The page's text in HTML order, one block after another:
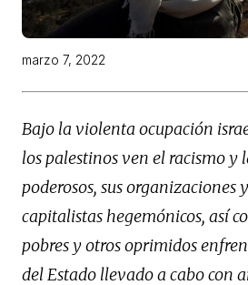
marzo 7, 2022
Bajo la violenta ocupación
los palestinos ven el racismo y
poderosos, sus organizaciones
capitalistas hegemónicos, así
pobres y otros oprimidos
del Estado llevado a cabo con